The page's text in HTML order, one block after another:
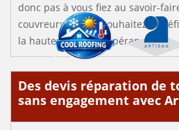
donc pas à vous fiez au savoir-
couvreurs si vous souhaitez
la hauteur de vos espérances.
Des devis réparation de
sans engagement avec